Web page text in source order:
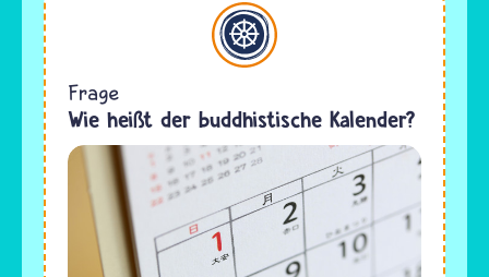
Buddhismus
Frage
Wie heißt der buddhistische Kalender?